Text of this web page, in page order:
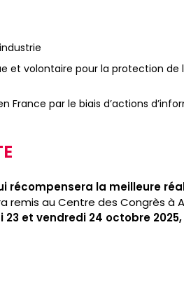
et volontaire pour la protection de
France par le biais d’actions
récompensera la meilleure
remis au Centre des Congrès à
23 et vendredi 24 octobre 2025,